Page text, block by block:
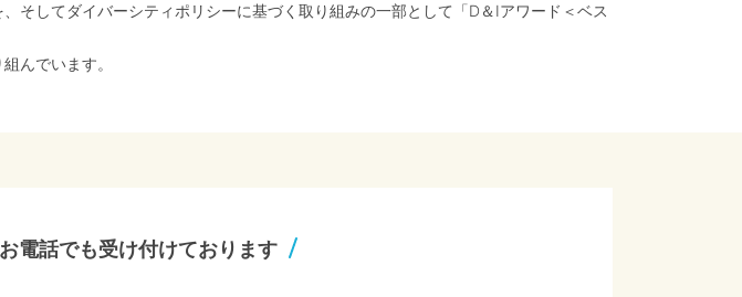
そしてダイバーシティポリシーに基づく取り組みの一部として「D＆Iアワード＜ベス
んでいます。
電話でも受け付けております